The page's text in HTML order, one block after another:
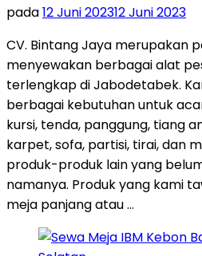
pada12 Juni 202312 Juni 2023
CV. Bintang Jaya merupakan
menyewakan berbagai alat
terlengkap di Jabodetabek.
berbagai kebutuhan untuk
kursi, tenda, panggung, tiang
karpet, sofa, partisi, tirai, dan
produk-produk lain yang
namanya. Produk yang kami
meja panjang atau …